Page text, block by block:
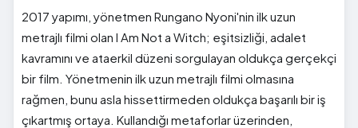
2017 yapımı, yönetmen Rungano Nyoni'nin ilk uzun
metrajlı filmi olan I Am Not a Witch; eşitsizliği, adalet
kavramını ve ataerkil düzeni sorgulayan oldukça gerçekçi
bir film. Yönetmenin ilk uzun metrajlı filmi olmasına
rağmen, bunu asla hissettirmeden oldukça başarılı bir iş
çıkartmış ortaya. Kullandığı metaforlar üzerinden,